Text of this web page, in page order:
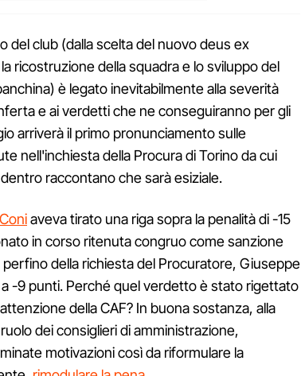
del club (dalla scelta del nuovo deus ex
ricostruzione della squadra e lo sviluppo del
è legato inevitabilmente alla severità
e ai verdetti che ne conseguiranno per gli
arriverà il primo pronunciamento sulle
nell'inchiesta della Procura di Torino da cui
raccontano che sarà esiziale.
aveva tirato una riga sopra la penalità di -15
in corso ritenuta congruo come sanzione
perfino della richiesta del Procuratore, Giuseppe
-9 punti. Perché quel verdetto è stato rigettato
della CAF? In buona sostanza, alla
dei consiglieri di amministrazione,
motivazioni così da riformulare la